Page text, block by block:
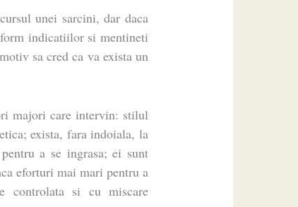
unei sarcini, dar daca
indicatiilor si mentineti
sa cred ca va exista un
majori care intervin: stilul
exista, fara indoiala, la
a se ingrasa; ei sunt
eforturi mai mari pentru a
controlata si cu miscare